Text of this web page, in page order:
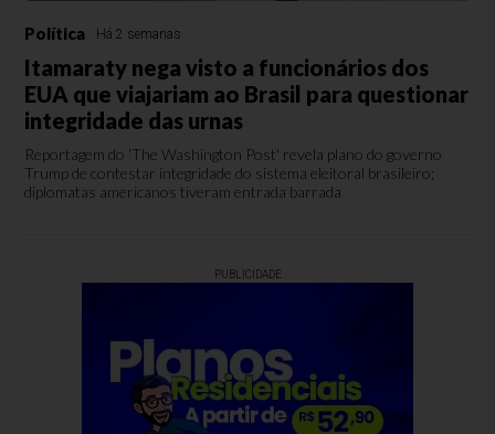
Política Há 2 semanas
Itamaraty nega visto a funcionários dos
EUA que viajariam ao Brasil para questionar
integridade das urnas
Reportagem do 'The Washington Post' revela plano do governo
Trump de contestar integridade do sistema eleitoral brasileiro;
diplomatas americanos tiveram entrada barrada
PUBLICIDADE